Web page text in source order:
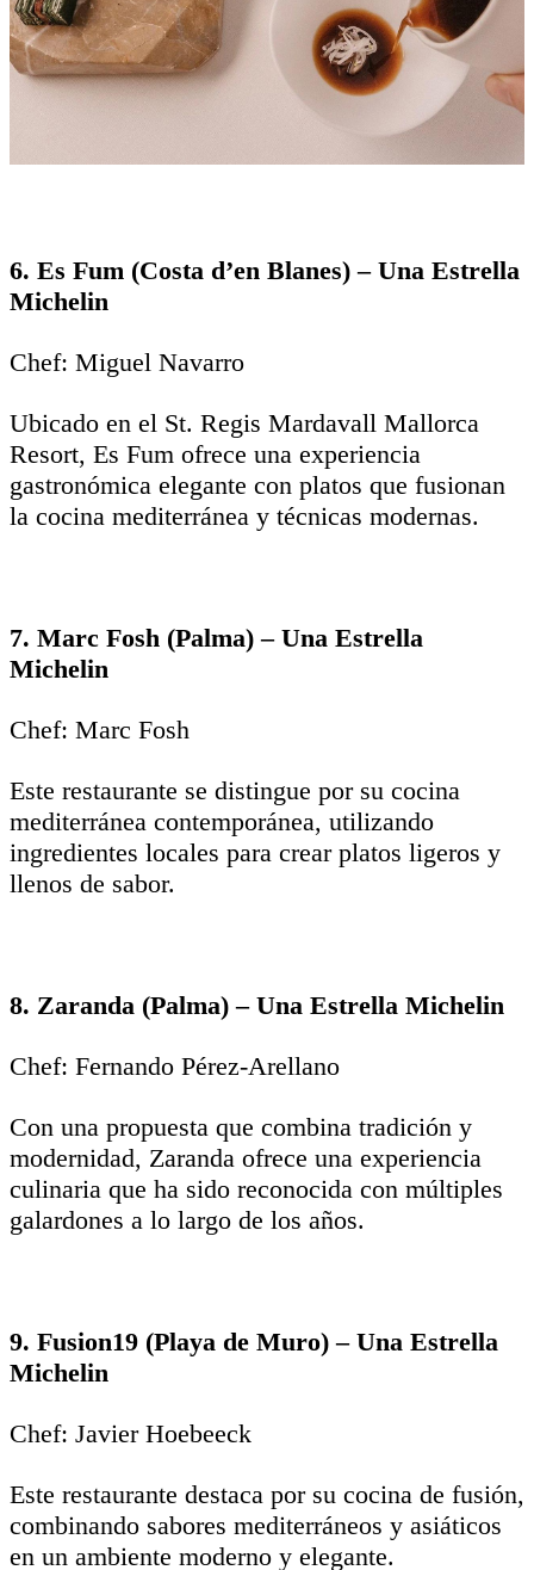
6. Es Fum (Costa d’en Blanes) – Una Estrella
Michelin
Chef: Miguel Navarro
Ubicado en el St. Regis Mardavall Mallorca
Resort, Es Fum ofrece una experiencia
gastronómica elegante con platos que fusionan
la cocina mediterránea y técnicas modernas.
7. Marc Fosh (Palma) – Una Estrella
Michelin
Chef: Marc Fosh
Este restaurante se distingue por su cocina
mediterránea contemporánea, utilizando
ingredientes locales para crear platos ligeros y
llenos de sabor.
8. Zaranda (Palma) – Una Estrella Michelin
Chef: Fernando Pérez-Arellano
Con una propuesta que combina tradición y
modernidad, Zaranda ofrece una experiencia
culinaria que ha sido reconocida con múltiples
galardones a lo largo de los años.
9. Fusion19 (Playa de Muro) – Una Estrella
Michelin
Chef: Javier Hoebeeck
Este restaurante destaca por su cocina de fusión,
combinando sabores mediterráneos y asiáticos
en un ambiente moderno y elegante.